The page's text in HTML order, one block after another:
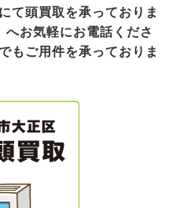
て頭買取を承っておりま
へお気軽にお電話くださ
もご用件を承っておりま